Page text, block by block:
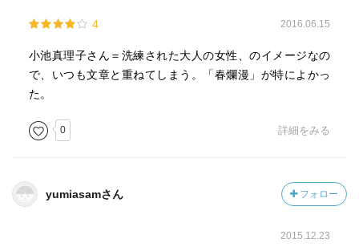
4 2016.06.15
小池真理子さん＝洗練された大人の女性、のイメージなの
で、いつも文章と重ねてしまう。「春爛漫」が特によかっ
た。
0 詳細をみる
yumiasamさん フォロー
2015.12.23